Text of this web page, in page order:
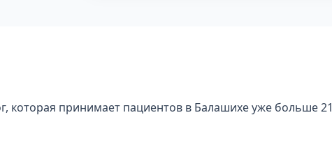
которая принимает пациентов в Балашихе уже больше 21